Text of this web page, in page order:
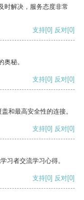
时解决，服务态度非常
支持[0] 反对[0]
秘。
支持[0] 反对[0]
和最高安全性的连接。
支持[0] 反对[0]
习者交流学习心得。
支持[0] 反对[0]